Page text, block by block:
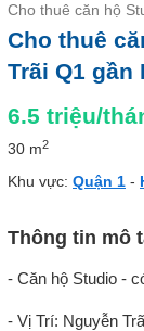
Cho thuê căn hộ
Cho thuê
Trãi Q1
6.5 triệu/
30 m2
Khu vực: Quận 1 -
Thông tin mô
- Căn hộ Studio -
- Vị Trí: Nguyễn